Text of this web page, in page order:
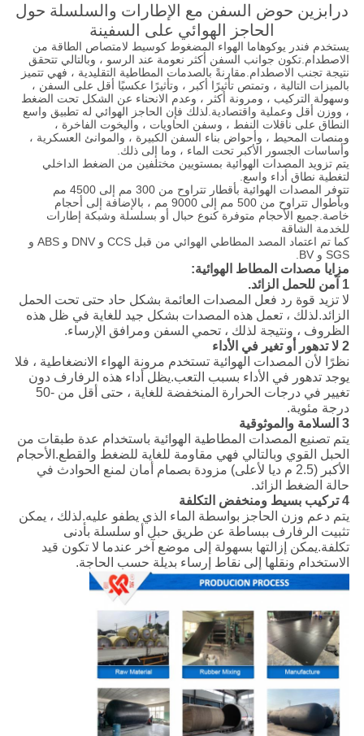
درابزين حوض السفن مع الإطارات والسلسلة حول
الحاجز الهوائي على السفينة
يستخدم فندر يوكوهاما الهواء المضغوط كوسيط لامتصاص الطاقة من
الاصطدام.تكون جوانب السفن أكثر نعومة عند الرسو ، وبالتالي تتحقق
نتيجة تجنب الاصطدام.مقارنةً بالصدمات المطاطية التقليدية ، فهي تتميز
بالميزات التالية ، وتمتص تأثيرًا أكبر ، وتأثيرًا عكسيًا أقل على السفن ،
وسهولة التركيب ، ومرونة أكثر ، وعدم الانحناء عن الشكل تحت الضغط
، ووزن أقل وعملية واقتصادية.لذلك فإن الحاجز الهوائي له تطبيق واسع
النطاق على ناقلات النفط ، وسفن الحاويات ، واليخوت الفاخرة ،
ومنصات المحيط ، وأحواض بناء السفن الكبيرة ، والموانئ العسكرية ،
وأساسات الجسور الأكبر تحت الماء ، وما إلى ذلك.
يتم تزويد المصدات الهوائية بمستويين مختلفين من الضغط الداخلي
لتغطية نطاق أداء واسع.
تتوفر المصدات الهوائية بأقطار تتراوح من 300 مم إلى 4500 مم
وبأطوال تتراوح من 500 مم إلى 9000 مم ، بالإضافة إلى أحجام
خاصة.جميع الأحجام متوفرة كنوع حبال أو بسلسلة وشبكة إطارات
للخدمة الشاقة
كما تم اعتماد المصد المطاطي الهوائي من قبل CCS و DNV و ABS و
SGS و BV.
مزايا مصدات المطاط الهوائية:
1 آمن للحمل الزائد.
لا تزيد قوة رد فعل المصدات العائمة بشكل حاد حتى تحت الحمل
الزائد.لذلك ، تعمل هذه المصدات بشكل جيد للغاية في ظل هذه
الظروف ، ونتيجة لذلك ، تحمي السفن ومرافق الإرساء.
2 لا تدهور أو تغير في الأداء
نظرًا لأن المصدات الهوائية تستخدم مرونة الهواء الانضغاطية ، فلا
يوجد تدهور في الأداء بسبب التعب.يظل أداء هذه الرفارف دون
تغيير في درجات الحرارة المنخفضة للغاية ، حتى أقل من -50
درجة مئوية.
3 السلامة والموثوقية
يتم تصنيع المصدات المطاطية الهوائية باستخدام عدة طبقات من
الحبل القوي وبالتالي فهي مقاومة للغاية للضغط والقطع.الأحجام
الأكبر (2.5 م ديا لأعلى) مزودة بصمام أمان لمنع الحوادث في
حالة الضغط الزائد.
4 تركيب بسيط ومنخفض التكلفة
يتم دعم وزن الحاجز بواسطة الماء الذي يطفو عليه.لذلك ، يمكن
تثبيت الرفارف ببساطة عن طريق حبل أو سلسلة بأدنى
تكلفة.يمكن إزالتها بسهولة إلى موضع آخر عندما لا تكون قيد
الاستخدام ونقلها إلى نقاط إرساء بديلة حسب الحاجة.